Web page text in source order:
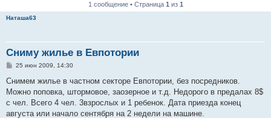
1 сообщение • Страница 1 из 1
Наташа63
Сниму жилье в Евпотории
С
о
щ
е
и
25 июн 2009, 14:30
Снимем жилье в частном секторе Евпотории, без посредников.
Можно поповка, штормовое, заозерное и т.д. Недорого в предалах 8$
с чел. Всего 4 чел. 3взрослых и 1 ребенок. Дата приезда конец
августа или начало сентября на 2 недели на машине.